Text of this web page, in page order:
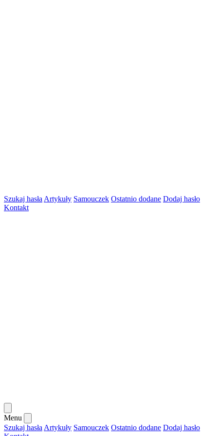
Szukaj hasła Artykuły Samouczek Ostatnio dodane Dodaj hasło
Kontakt
Menu
Szukaj hasła Artykuły Samouczek Ostatnio dodane Dodaj hasło